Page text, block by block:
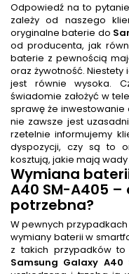
Odpowiedź na to
zależy od naszego
oryginalne baterie do
od producenta, jak
baterie z pewnością
oraz żywotność.
jest równie wysoka.
świadomie założyć w
sprawę że inwestowanie
nie zawsze jest
rzetelnie informujemy
dyspozycji, czy są to
kosztują, jakie mają
Wymiana
A40 SM-A405 –
potrzebna?
W pewnych przypadkach
wymiany baterii w
z takich przypadków
Samsung Galaxy A40